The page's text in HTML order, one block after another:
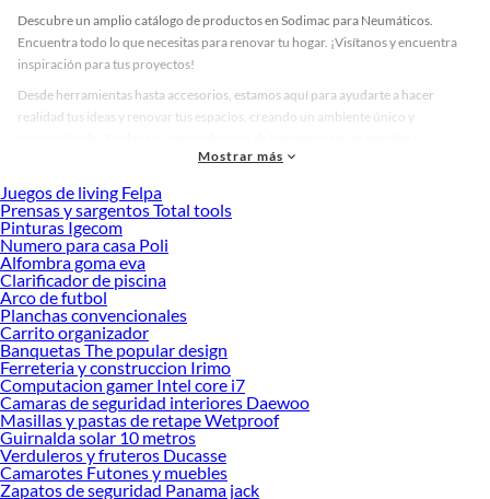
Descubre un amplio catálogo de productos en Sodimac para Neumáticos.
Encuentra todo lo que necesitas para renovar tu hogar. ¡Visítanos y encuentra
inspiración para tus proyectos!
Desde herramientas hasta accesorios, estamos aquí para ayudarte a hacer
realidad tus ideas y renovar tus espacios, creando un ambiente único y
accesorios de calidad que te ayudarán a crear un espacio más tú.
Desde remodelaciones hasta proyectos de decoración, estamos aquí para hacer
tus ideas realidad. ¡Visítanos y encuentra todo lo que tenemos para ofrecerte en
Neumáticos!
Explora la variedad de productos de Neumáticos en Sodimac
Herramientas, materiales y accesorios de calidad para tus proyectos y
renovación de espacios. ¡Visítanos y descubre todo lo que tenemos para
ofrecerte!
Encuentra una amplia variedad de productos de Neumáticos en Sodimac.
Encuentra todo lo necesario para tus proyectos de renovación y decoración.
¡Visítanos y haz tus ideas realidad!
Mostrar más
Juegos de living Felpa
Prensas y sargentos Total tools
Pinturas Igecom
Numero para casa Poli
Alfombra goma eva
Clarificador de piscina
Arco de futbol
Planchas convencionales
Carrito organizador
Banquetas The popular design
Ferreteria y construccion Irimo
Computacion gamer Intel core i7
Camaras de seguridad interiores Daewoo
Masillas y pastas de retape Wetproof
Guirnalda solar 10 metros
Verduleros y fruteros Ducasse
Camarotes Futones y muebles
Zapatos de seguridad Panama jack